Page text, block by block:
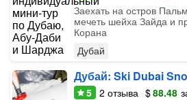
Заехать на остров
мечеть шейха Зайда и
Корана
Дубай
Дубай: Ski Dubai
5 2 отзыва $88.48